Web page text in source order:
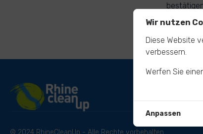
© 2024 RhineCleanUp - Alle Rechte vorbehalten.
Wir nutzen
Diese Website
verbessern.
Werfen Sie
Anpassen